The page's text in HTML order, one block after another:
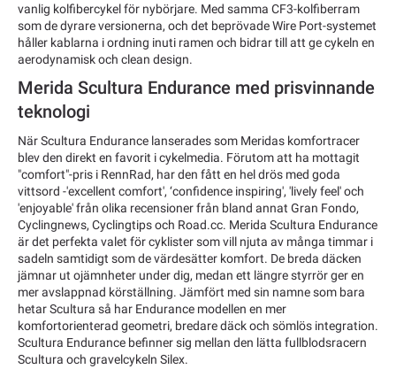
vanlig kolfibercykel för nybörjare. Med samma CF3-kolfiberram
som de dyrare versionerna, och det beprövade Wire Port-systemet
håller kablarna i ordning inuti ramen och bidrar till att ge cykeln en
aerodynamisk och clean design.
Merida Scultura Endurance med prisvinnande
teknologi
När Scultura Endurance lanserades som Meridas komfortracer
blev den direkt en favorit i cykelmedia. Förutom att ha mottagit
"comfort"-pris i RennRad, har den fått en hel drös med goda
vittsord -'excellent comfort', ‘confidence inspiring', 'lively feel' och
'enjoyable' från olika recensioner från bland annat Gran Fondo,
Cyclingnews, Cyclingtips och Road.cc. Merida Scultura Endurance
är det perfekta valet för cyklister som vill njuta av många timmar i
sadeln samtidigt som de värdesätter komfort. De breda däcken
jämnar ut ojämnheter under dig, medan ett längre styrrör ger en
mer avslappnad körställning. Jämfört med sin namne som bara
hetar Scultura så har Endurance modellen en mer
komfortorienterad geometri, bredare däck och sömlös integration.
Scultura Endurance befinner sig mellan den lätta fullblodsracern
Scultura och gravelcykeln Silex.